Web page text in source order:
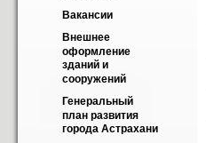
Вакансии
Внешнее
оформление
зданий и
сооружений
Генеральный
план развития
города Астрахани